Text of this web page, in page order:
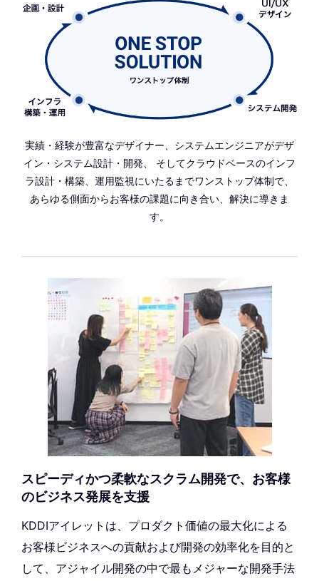
実績・経験が豊富なデザイナー、システムエンジニアがデザ
イン・システム設計・開発、 そしてクラウドベースのインフ
ラ設計・構築、運用監視にいたるまでワンストップ体制で、
あらゆる側面からお客様の課題に向き合い、解決に導きま
す。
スピーディかつ柔軟なスクラム開発で、お客様
のビジネス発展を支援
KDDIアイレットは、プロダクト価値の最大化による
お客様ビジネスへの貢献および開発の効率化を目的と
して、アジャイル開発の中で最もメジャーな開発手法